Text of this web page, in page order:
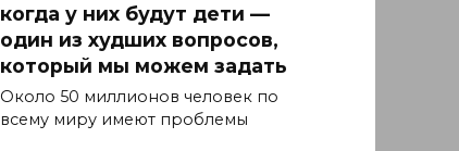
когда у них будут дети —
один из худших вопросов,
который мы можем задать
Около 50 миллионов человек по
всему миру имеют проблемы